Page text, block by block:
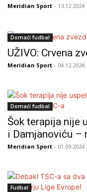
Meridian Sport - 13.12.2024
Domaći fudbal
UŽIVO: Crvena
Meridian Sport - 04.12.2024
Domaći fudbal
Šok terapija nije
i Damjanoviću –
Meridian Sport - 01.09.2024
Fudbal